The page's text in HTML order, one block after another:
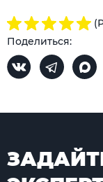
Поделиться: